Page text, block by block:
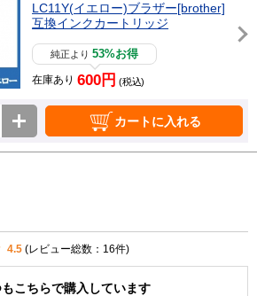
LC11Y(イエロー)ブラザー[brother]
互換インクカートリッジ
純正より53%お得
在庫あり 600円 (税込)
カートに入れる
4.5 (レビュー総数：16件)
こちらで購入しています